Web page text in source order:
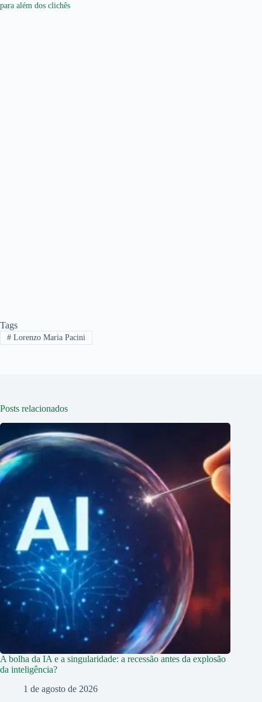
para além dos clichês
Tags
#Lorenzo Maria Pacini
Posts relacionados
A bolha da IA e a singularidade: a recessão antes da explosão
da inteligência?
1 de agosto de 2026